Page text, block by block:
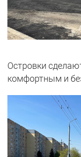
Островки
комфортным и